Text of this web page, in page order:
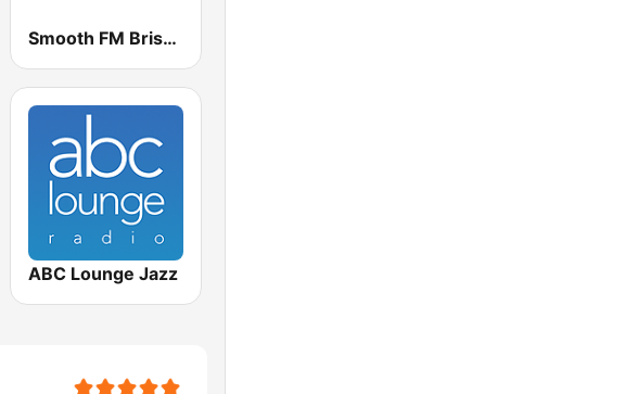
Smooth FM Brisbane
ABC Lounge Jazz